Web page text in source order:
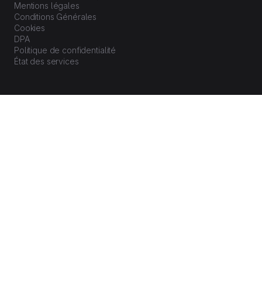
Mentions légales
Conditions Générales
Cookies
DPA
Politique de confidentialité
État des services